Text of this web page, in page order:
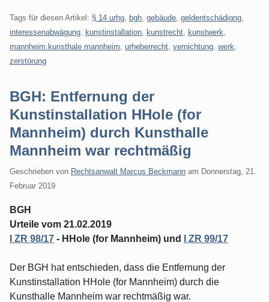
Tags für diesen Artikel: § 14 urhg bgh gebäude geldentschädigng
interessenabwägung
kunstinstallation kunstrecht kunstwerk
mannheim.kunsthale mannheim urheberrecht vernichtung werk
zerstörung
BGH: Entfernung der
Kunstinstallation HHole (for
Mannheim) durch Kunsthalle
Mannheim war rechtmäßig
Geschrieben von Rechtsanwalt Marcus Beckmann am Donnerstag, 21.
Februar 2019
BGH
Urteile vom 21.02.2019
I ZR 98/17 - HHole (for Mannheim) und I ZR 99/17
Der BGH hat entschieden, dass die Entfernung der
Kunstinstallation HHole (for Mannheim) durch die
Kunsthalle Mannheim war rechtmäßig war.